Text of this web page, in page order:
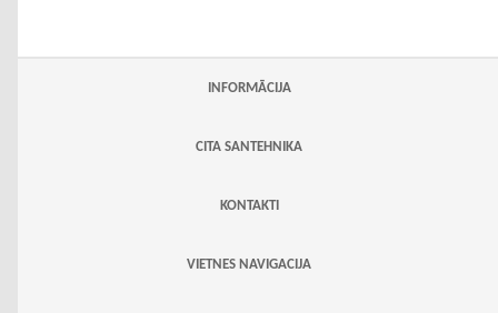
INFORMĀCIJA
CITA SANTEHNIKA
KONTAKTI
VIETNES NAVIGACIJA